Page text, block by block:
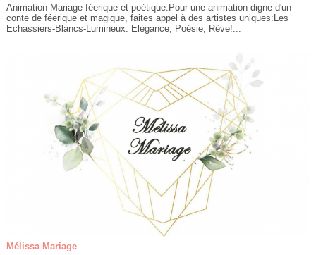
Animation Mariage féerique et poétique:Pour une animation digne d'un
conte de féerique et magique, faites appel à des artistes uniques:Les
Echassiers-Blancs-Lumineux: Elégance, Poésie, Rêve!...
Mélissa Mariage